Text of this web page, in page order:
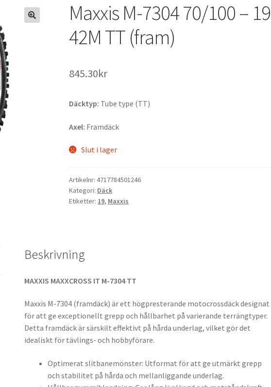
Maxxis M-7304 70/100 – 19
42M TT (fram)
845.30kr
Däcktyp: Tube type (TT)
Axel: Framdäck
Slut i lager
Artikelnr:4717784501246
Kategori: Däck
Etiketter: 19, Maxxis
Beskrivning
MAXXIS MAXXCROSS IT M-7304 TT
Maxxis M-7304 (framdäck) är ett högpresterande motocrossdäck designat
för att ge exceptionellt grepp och hållbarhet på varierande terrängtyper.
Detta framdäck är särskilt effektivt på hårda underlag, vilket gör det
idealiskt för tävlings- och hobbyförare.
Optimerat slitbanemönster: Utformat för att ge utmärkt grepp
och stabilitet på hårda och mellanliggande underlag.